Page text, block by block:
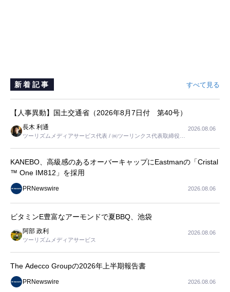
新着記事 すべて見る
【人事異動】国土交通省（2026年8月7日付 第40号）
長木 利通
ツーリズムメディアサービス代表 / ㈱ツーリンクス代表取締役社
2026.08.06
KANEBO、高級感のあるオーバーキャップにEastmanの「Cristal
™ One IM812」を採用
PRNewswire 2026.08.06
ビタミンE豊富なアーモンドで夏BBQ、池袋
阿部 政利
ツーリズムメディアサービス
2026.08.06
The Adecco Groupの2026年上半期報告書
PRNewswire 2026.08.06